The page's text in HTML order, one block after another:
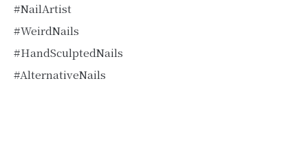
#NailArtist
#WeirdNails
#HandSculptedNails
#AlternativeNails